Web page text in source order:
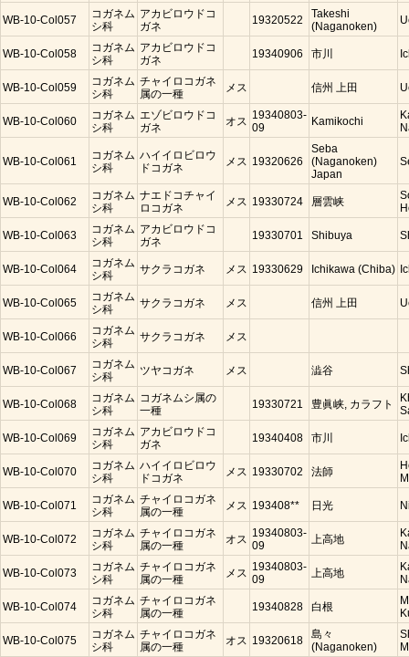
WB-10-Col057
コガネム
シ科
アカビロウドコ
ガネ
19320522
Takeshi
(Naganoken)
WB-10-Col058
コガネム
シ科
アカビロウドコ
ガネ
19340906 市川
WB-10-Col059
コガネム
シ科
チャイロコガネ
属の一種
メス 信州 上田
WB-10-Col060
コガネム
シ科
エゾビロウドコ
ガネ
オス 19340803-
09
Kamikochi
WB-10-Col061
コガネム
シ科
ハイイロビロウ
ドコガネ
メス 19320626
Seba
(Naganoken)
Japan
WB-10-Col062
コガネム
シ科
ナエドコチャイ
ロコガネ
メス 19330724 層雲峡
WB-10-Col063
コガネム
シ科
アカビロウドコ
ガネ
19330701 Shibuya
WB-10-Col064
コガネム
シ科
サクラコガネ メス 19330629 Ichikawa (Chiba)
WB-10-Col065
コガネム
シ科
サクラコガネ メス 信州 上田
WB-10-Col066
コガネム
シ科
サクラコガネ メス
WB-10-Col067
コガネム
シ科
ツヤコガネ メス 澁谷
WB-10-Col068
コガネム
シ科
コガネムシ属の
一種
19330721 豊眞峡, カラフト
WB-10-Col069
コガネム
シ科
アカビロウドコ
ガネ
19340408 市川
WB-10-Col070
コガネム
シ科
ハイイロビロウ
ドコガネ
メス 19330702 法師
WB-10-Col071
コガネム
シ科
チャイロコガネ
属の一種
メス 193408** 日光
WB-10-Col072
コガネム
シ科
チャイロコガネ
属の一種
オス 19340803-
09
上高地
WB-10-Col073
コガネム
シ科
チャイロコガネ
属の一種
メス 19340803-
09
上高地
WB-10-Col074
コガネム
シ科
チャイロコガネ
属の一種
19340828 白根
WB-10-Col075
コガネム
シ科
チャイロコガネ
属の一種
オス 19320618
島々
(Naganoken)